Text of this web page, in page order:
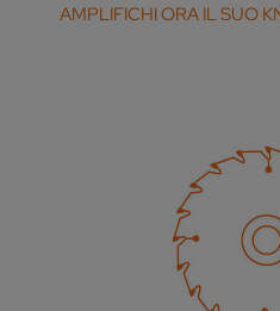
AMPLIFICHI ORA IL SUO